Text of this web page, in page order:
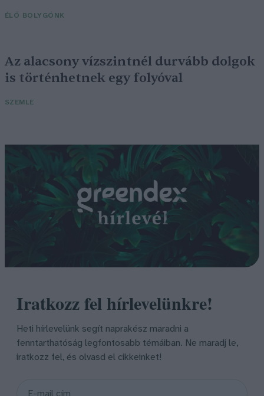
ÉLŐ BOLYGÓNK
Az alacsony vízszintnél durvább dolgok
is történhetnek egy folyóval
SZEMLE
Iratkozz fel hírlevelünkre!
Heti hírlevelünk segít naprakész maradni a
fenntarthatóság legfontosabb témáiban. Ne maradj le,
iratkozz fel, és olvasd el cikkeinket!